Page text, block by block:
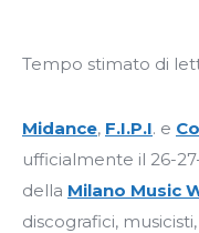
Tempo stimato di
Midance, F.I.P.I. e
ufficialmente il 26-
della Milano Music
discografici,